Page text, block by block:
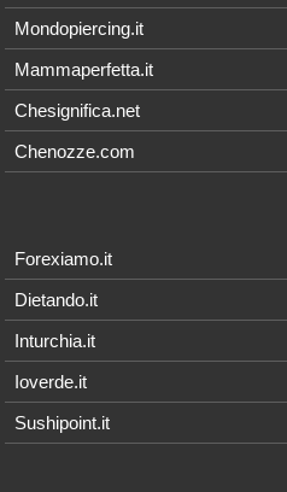
Mondopiercing.it
Mammaperfetta.it
Chesignifica.net
Chenozze.com
Forexiamo.it
Dietando.it
Inturchia.it
Ioverde.it
Sushipoint.it